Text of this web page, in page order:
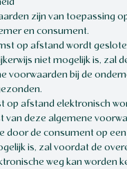
zijn van toepassing
en consument.
op afstand wordt
niet mogelijk is,
voorwaarden bij de
op afstand elektronisch
van deze algemene
door de consument op
is, zal voordat de
weg kan worden